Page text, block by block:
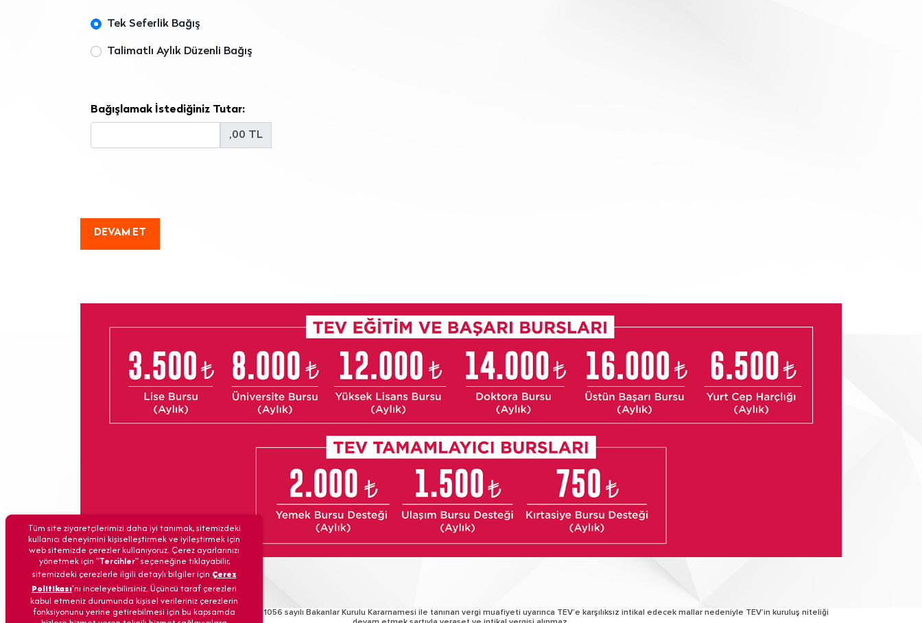
Tek Seferlik Bağış
Talimatlı Aylık Düzenli Bağış
Bağışlamak İstediğiniz Tutar:
,00 TL
Türk Eğitim Vakfı’na 09/12/1968 tarih ve 6/11056 sayılı Bakanlar Kurulu Kararnamesi ile tanınan vergi muafiyeti uyarınca TEV’e karşılıksız intikal edecek mallar nedeniyle TEV’in kuruluş niteliği
Tüm site ziyaretçilerimizi daha iyi tanımak, sitemizdeki
kullanıcı deneyimini kişiselleştirmek ve iyileştirmek için
web sitemizde çerezler kullanıyoruz. Çerez ayarlarınızı
yönetmek için "Tercihler" seçeneğine tıklayabilir,
sitemizdeki çerezlerle ilgili detaylı bilgiler için Çerez
Politikası'nı inceleyebilirsiniz. Üçüncü taraf çerezleri
kabul etmeniz durumunda kişisel verileriniz çerezlerin
fonksiyonunu yerine getirebilmesi için bu kapsamda